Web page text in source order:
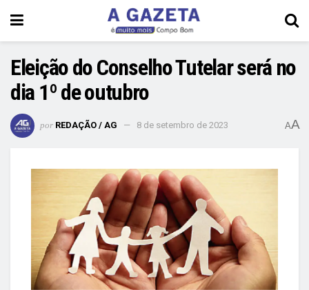
Eleição do Conselho Tutelar será no
dia 1º de outubro
por REDAÇÃO / AG 8 de setembro de 2023 AA